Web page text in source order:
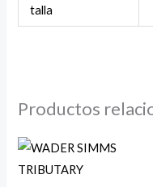
talla
Productos